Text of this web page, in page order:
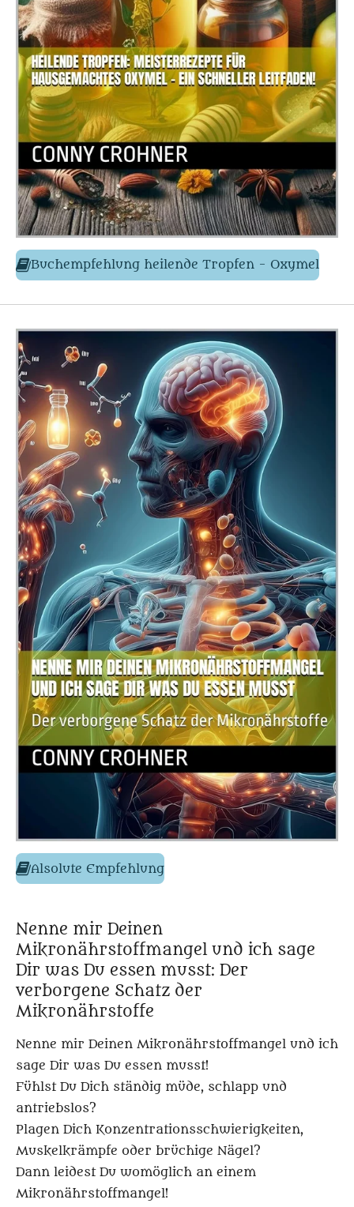
Buchempfehlung heilende Tropfen - Oxymel
Alsolute Empfehlung
Nenne mir Deinen
Mikronährstoffmangel und ich sage
Dir was Du essen musst: Der
verborgene Schatz der
Mikronährstoffe
Nenne mir Deinen Mikronährstoffmangel und ich
sage Dir was Du essen musst!
Fühlst Du Dich ständig müde, schlapp und
antriebslos?
Plagen Dich Konzentrationsschwierigkeiten,
Muskelkrämpfe oder brüchige Nägel?
Dann leidest Du womöglich an einem
Mikronährstoffmangel!